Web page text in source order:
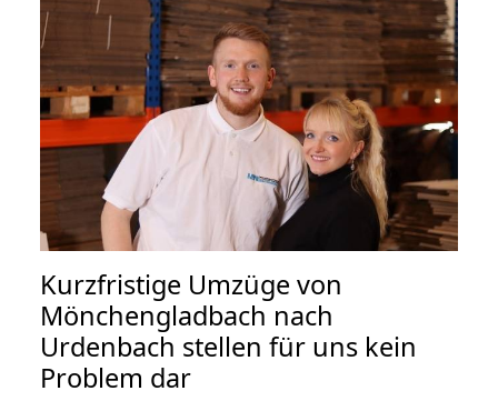
Kurzfristige Umzüge von
Mönchengladbach nach
Urdenbach stellen für uns kein
Problem dar